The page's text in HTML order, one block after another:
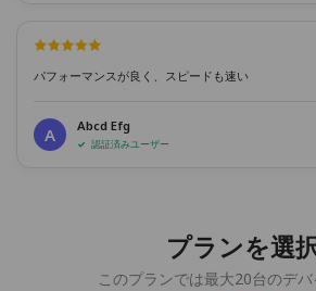
パフォーマンスが良く、スピードも速い
A Abcd Efg
認証済みユーザー
プランを選
このプランでは最大20台のデ